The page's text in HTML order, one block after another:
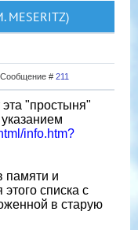
Сообщение # 211
эта "простыня"
info.htm?
памяти и
списка с
в старую